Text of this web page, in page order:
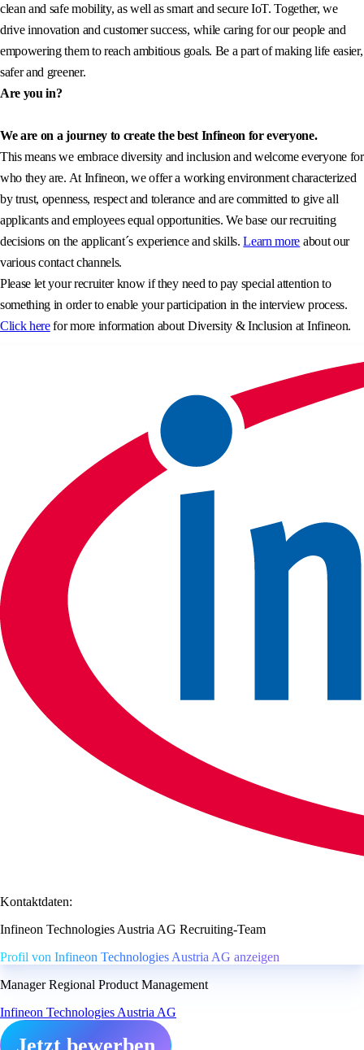
clean and safe mobility, as well as smart and secure IoT. Together, we
drive innovation and customer success, while caring for our people and
empowering them to reach ambitious goals. Be a part of making life easier,
safer and greener.
Are you in?
We are on a journey to create the best Infineon for everyone.
This means we embrace diversity and inclusion and welcome everyone for
who they are. At Infineon, we offer a working environment characterized
by trust, openness, respect and tolerance and are committed to give all
applicants and employees equal opportunities. We base our recruiting
decisions on the applicant´s experience and skills.Learn more about our
various contact channels.
Please let your recruiter know if they need to pay special attention to
something in order to enable your participation in the interview process.
Click herefor more information about Diversity & Inclusion at Infineon.
Kontaktdaten:
Infineon Technologies Austria AG Recruiting-Team
Profil von Infineon Technologies Austria AG anzeigen
Manager Regional Product Management
Infineon Technologies Austria AG